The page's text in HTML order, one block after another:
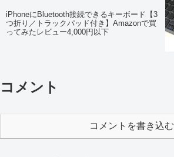
iPhoneにBluetooth接続できるキーボード【3
つ折り／トラックパッド付き】Amazonで買
ってみたレビュー4,000円以下
コメント
コメントを書き込む